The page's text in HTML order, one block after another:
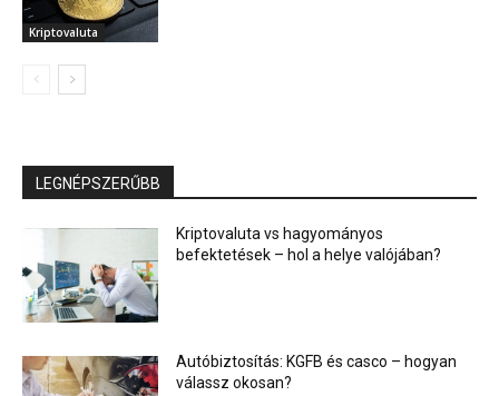
Kriptovaluta
LEGNÉPSZERŰBB
Kriptovaluta vs hagyományos
befektetések – hol a helye valójában?
Autóbiztosítás: KGFB és casco – hogyan
válassz okosan?